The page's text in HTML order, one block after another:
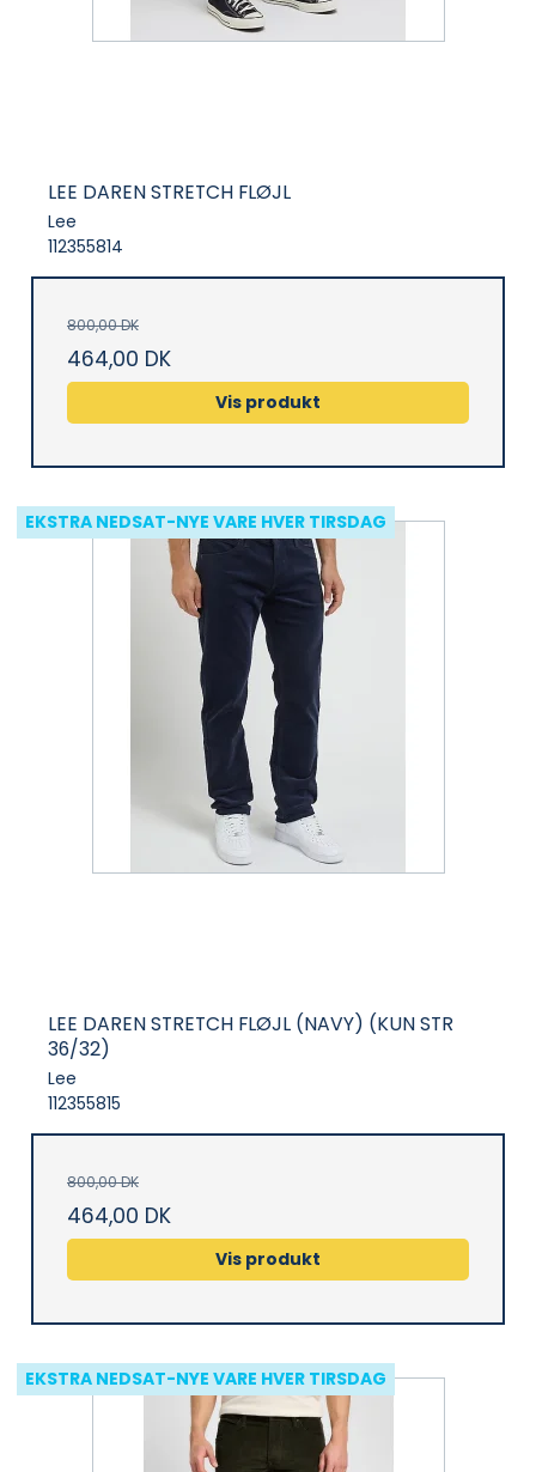
LEE DAREN STRETCH FLØJL
Lee
112355814
800,00 DK
464,00 DK
Vis produkt
EKSTRA NEDSAT-NYE VARE HVER TIRSDAG
LEE DAREN STRETCH FLØJL (NAVY) (KUN STR
36/32)
Lee
112355815
800,00 DK
464,00 DK
Vis produkt
EKSTRA NEDSAT-NYE VARE HVER TIRSDAG